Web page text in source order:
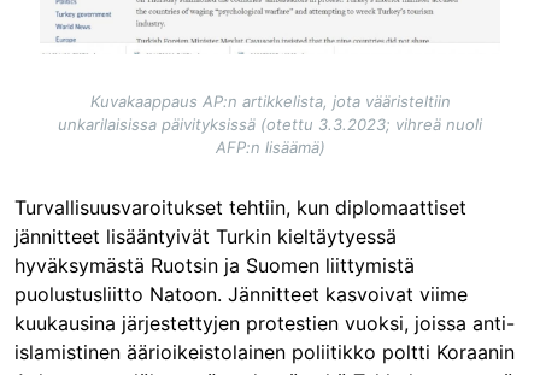
Kuvakaappaus AP:n artikkelista, jota vääristeltiin
unkarilaisissa päivityksissä (otettu 3.3.2023; vihreä nuoli
AFP:n lisäämä)
Turvallisuusvaroitukset tehtiin, kun diplomaattiset
jännitteet lisääntyivät Turkin kieltäytyessä
hyväksymästä Ruotsin ja Suomen liittymistä
puolustusliitto Natoon. Jännitteet kasvoivat viime
kuukausina järjestettyjen protestien vuoksi, joissa anti-
islamistinen äärioikeistolainen poliitikko poltti Koraanin